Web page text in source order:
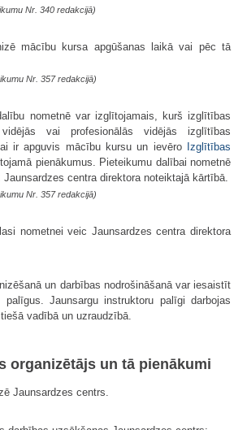
Nr. 340 redakcijā)
mācību kursa apgūšanas laikā vai pēc tā
Nr. 357 redakcijā)
nometnē var izglītojamais, kurš izglītības
vai profesionālās vidējās izglītības
ir apguvis mācību kursu un ievēro Izglītības
pienākumus. Pieteikumu dalībai nometnē
centra direktora noteiktajā kārtībā.
Nr. 357 redakcijā)
nometnei veic Jaunsardzes centra direktora
un darbības nodrošināšanā var iesaistīt
palīgus. Jaunsargu instruktoru palīgi darbojas
vadībā un uzraudzībā.
organizētājs un tā pienākumi
Jaunsardzes centrs.